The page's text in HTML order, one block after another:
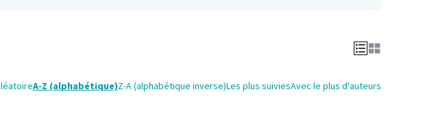
A-Z (alphabétique)Z-A (alphabétique inverse)Les plus suiviesAvec le plus d'auteurs